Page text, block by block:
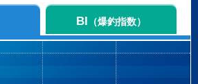
BI （爆釣指数）